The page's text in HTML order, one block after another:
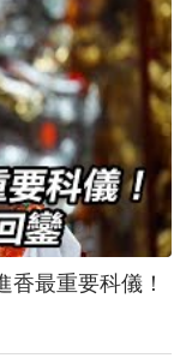
最重要科儀！